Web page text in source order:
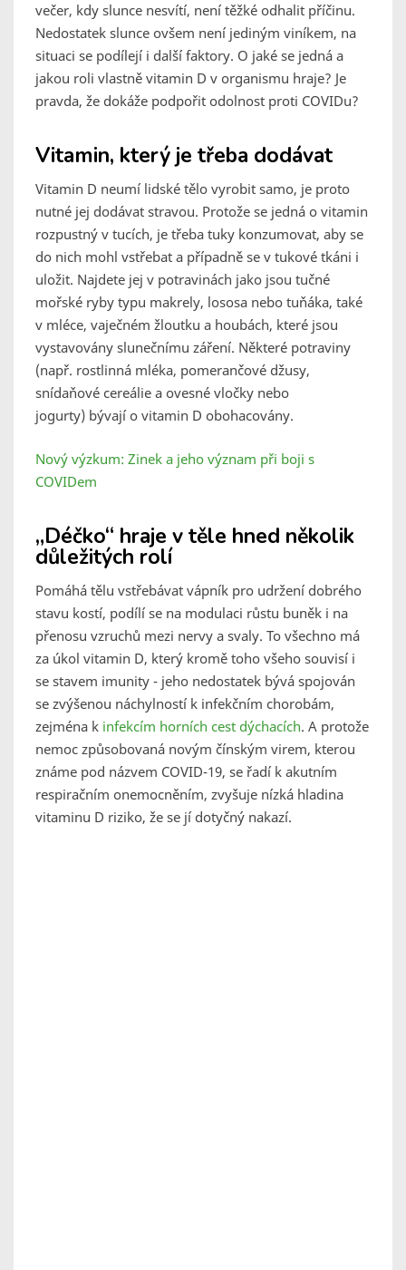
večer, kdy slunce nesvítí, není těžké odhalit příčinu.
Nedostatek slunce ovšem není jediným viníkem, na
situaci se podílejí i další faktory. O jaké se jedná a
jakou roli vlastně vitamin D v organismu hraje? Je
pravda, že dokáže podpořit odolnost proti COVIDu?
Vitamin, který je třeba dodávat
Vitamin D neumí lidské tělo vyrobit samo, je proto
nutné jej dodávat stravou. Protože se jedná o vitamin
rozpustný v tucích, je třeba tuky konzumovat, aby se
do nich mohl vstřebat a případně se v tukové tkáni i
uložit. Najdete jej v potravinách jako jsou tučné
mořské ryby typu makrely, lososa nebo tuňáka, také
v mléce, vaječném žloutku a houbách, které jsou
vystavovány slunečnímu záření. Některé potraviny
(např. rostlinná mléka, pomerančové džusy,
snídaňové cereálie a ovesné vločky nebo
jogurty) bývají o vitamin D obohacovány.
Nový výzkum: Zinek a jeho význam při boji s
COVIDem
„Déčko“ hraje v těle hned několik
důležitých rolí
Pomáhá tělu vstřebávat vápník pro udržení dobrého
stavu kostí, podílí se na modulaci růstu buněk i na
přenosu vzruchů mezi nervy a svaly. To všechno má
za úkol vitamin D, který kromě toho všeho souvisí i
se stavem imunity - jeho nedostatek bývá spojován
se zvýšenou náchylností k infekčním chorobám,
zejména k infekcím horních cest dýchacích. A protože
nemoc způsobovaná novým čínským virem, kterou
známe pod názvem COVID-19, se řadí k akutním
respiračním onemocněním, zvyšuje nízká hladina
vitaminu D riziko, že se jí dotyčný nakazí.